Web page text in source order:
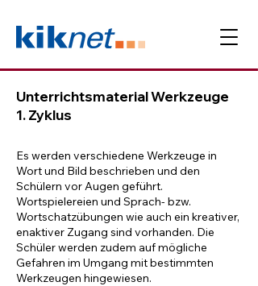
Unterrichtsmaterial Werkzeuge
1. Zyklus
Es werden verschiedene Werkzeuge in
Wort und Bild beschrieben und den
Schülern vor Augen geführt.
Wortspielereien und Sprach- bzw.
Wortschatzübungen wie auch ein kreativer,
enaktiver Zugang sind vorhanden. Die
Schüler werden zudem auf mögliche
Gefahren im Umgang mit bestimmten
Werkzeugen hingewiesen.